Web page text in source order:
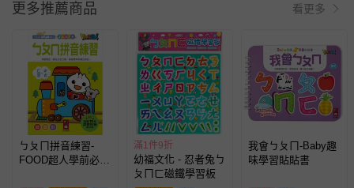
更多推薦商品 看更多
ㄅㄆㄇ拼音練習-
FOOD超人學前必備
滿1件9折
幼福文化 - 忍者兔ㄅ
ㄆㄇㄈ磁鐵學習板
我會ㄅㄆㄇ-Baby趣
味學習貼貼書